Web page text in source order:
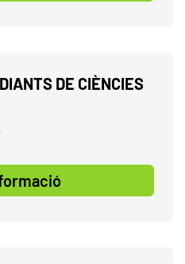
DE CIÈNCIES